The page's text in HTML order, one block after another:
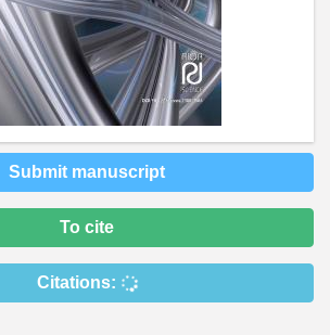
Submit manuscript
To cite
Citations: